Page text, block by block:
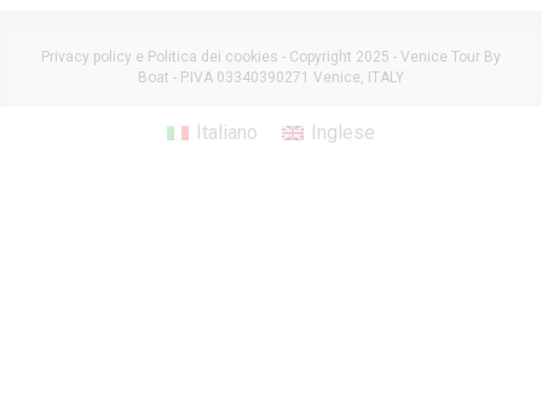
Privacy policy e Politica dei cookies - Copyright 2025 - Venice Tour By
Boat - P.IVA 03340390271 Venice, ITALY
Italiano Inglese